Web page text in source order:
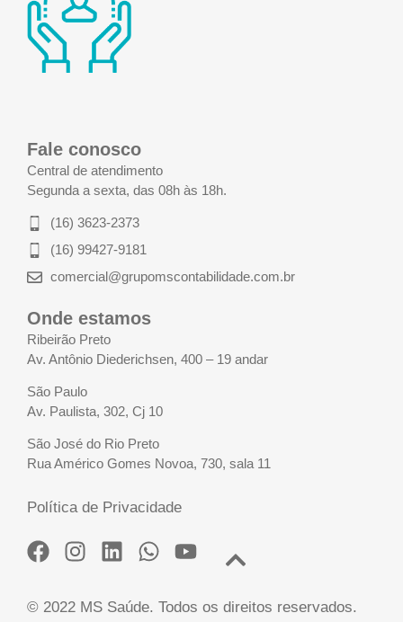
Fale conosco
Central de atendimento
Segunda a sexta, das 08h às 18h.
(16) 3623-2373
(16) 99427-9181
comercial@grupomscontabilidade.com.br
Onde estamos
Ribeirão Preto
Av. Antônio Diederichsen, 400 – 19 andar
São Paulo
Av. Paulista, 302, Cj 10
São José do Rio Preto
Rua Américo Gomes Novoa, 730, sala 11
© 2022 MS Saúde. Todos os direitos reservados.
Política de Privacidade